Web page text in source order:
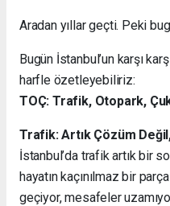
Aradan yıllar geçti. Peki
Bugün İstanbul’un karşı
harfle özetleyebiliriz:
TOÇ: Trafik, Otopark,
Trafik: Artık Çözüm
İstanbul’da trafik artık bir
hayatın kaçınılmaz bir
geçiyor, mesafeler